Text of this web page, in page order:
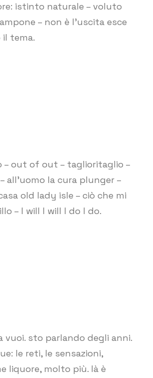
istinto naturale – voluto
– non è l’uscita esce
il tema.
– out of out – taglioritaglio –
all’uomo la cura plunger –
old lady isle – ciò che mi
– I will I will I do I do.
vuoi. sto parlando degli anni.
le reti, le sensazioni,
liquore, molto più. là è